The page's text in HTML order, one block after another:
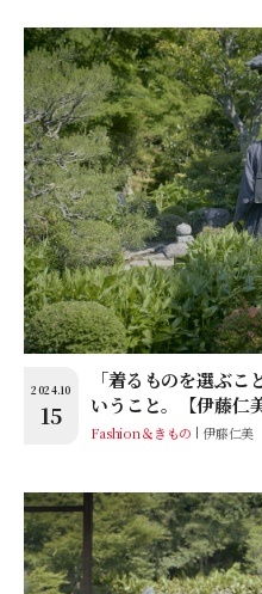
2024.10
15
「着るものを選ぶ
いうこと。【伊藤仁
Fashion＆きもの 伊藤仁美